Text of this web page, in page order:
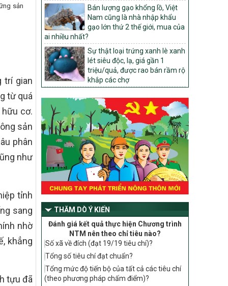
sản
trí gian
từ quá
cơ.
sản
phân
như
tỉnh
sang
nhờ
khẳng
tựu đã
1451/QĐ-UBND
Phê duyệt danh sách các xã thuộc nhóm
1, nhóm 2, nhóm 3 trong xây dựng nông
thôn mới giai đoạn 2026-2030 trên địa
bàn tỉnh Nghệ An
103/PTNT-NTM
Về việc đăng ký thực hiện Dự án liên kết
theo chuỗi giá trị thuộc Dự án 2 –
Chương trình Mục tiêu quốc gia Giảm
nghèo bền vững giai đoạn 2021-2025
được kéo dài sang năm 2026
827/QĐ-BNNMT
Quyết định Ban hành Kế hoạch triển khai
thực hiện Chương trình mục tiêu quốc gia
xây dựng nông thôn mới, giảm nghèo
bền vững và phát triển kinh tế – xã hội
vùng đồng bào dân tộc thiểu số và miền
núi giai đoạn 2026-2035, giai đoạn I: Từ
năm 2026 đến năm 2030
14/2026/TT-BNNMT
Hướng dẫn thực hiện một số nội dung
tiêu chí, điều kiện thuộc Bộ tiêu chí quốc
gia về nông thôn mới giai đoạn 2026 –
2030 thuộc phạm vi quản lý nhà nước
của Bộ Nông nghiệp và Môi trường
417/QĐ-BNNMT
Phê duyệt Chương trình mục tiêu quốc
Bán lượng gạo khổng lồ, Việt
Nam cũng là nhà nhập khẩu
gạo lớn thứ 2 thế giới, mua của
ai nhiều nhất?
Sự thật loại trứng xanh lè xanh
lét siêu độc, lạ, giá gần 1
triệu/quả, được rao bán rầm rộ
khắp các chợ
THĂM DÒ Ý KIẾN
Đánh giá kết quả thực hiện Chương trình
NTM nên theo chỉ tiêu nào?
Số xã về đích (đạt 19/19 tiêu chí)?
Tổng số tiêu chí đạt chuẩn?
Tổng mức độ tiến bộ của tất cả các tiêu chí
(theo phương pháp chấm điểm)?